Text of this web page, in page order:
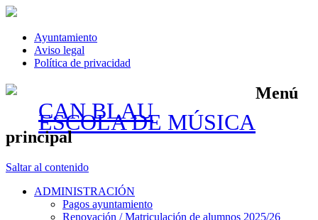
Ayuntamiento
Aviso legal
Política de privacidad
CAN BLAU
ESCOLA DE MÚSICA
Menú
principal
Saltar al contenido
ADMINISTRACIÓN
Pagos ayuntamiento
Renovación / Matriculación de alumnos 2025/26